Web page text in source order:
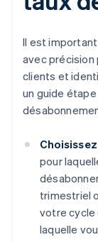
Il est
avec précision
clients et
un guide
pour
trimestriel
votre cycle
laquelle